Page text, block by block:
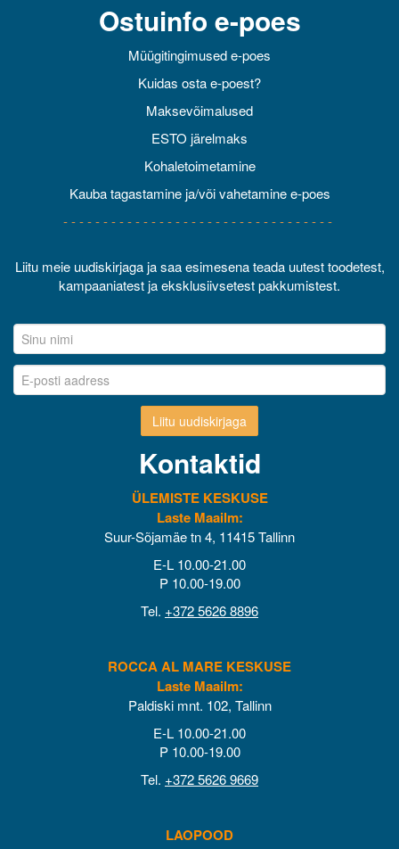
Ostuinfo e-poes
Müügitingimused e-poes
Kuidas osta e-poest?
Maksevõimalused
ESTO järelmaks
Kohaletoimetamine
Kauba tagastamine ja/või vahetamine e-poes
- - - - - - - - - - - - - - - - - - - - - - - - - - - - - - - - - -
Liitu meie uudiskirjaga ja saa esimesena teada uutest toodetest,
kampaaniatest ja eksklusiivsetest pakkumistest.
Liitu uudiskirjaga
Kontaktid
ÜLEMISTE KESKUSE
Laste Maailm:
Suur-Sõjamäe tn 4, 11415 Tallinn
E-L 10.00-21.00
P 10.00-19.00
Tel. +372 5626 8896
ROCCA AL MARE KESKUSE
Laste Maailm:
Paldiski mnt. 102, Tallinn
E-L 10.00-21.00
P 10.00-19.00
Tel. +372 5626 9669
LAOPOOD